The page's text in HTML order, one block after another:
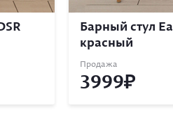
Барный стул
красный
Продажа
3999